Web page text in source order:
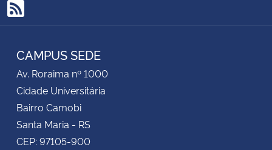
RSS
CAMPUS SEDE
Av. Roraima nº 1000
Cidade Universitária
Bairro Camobi
Santa Maria - RS
CEP: 97105-900